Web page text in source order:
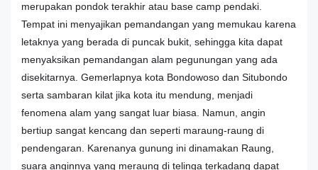
merupakan pondok terakhir atau base camp pendaki.
Tempat ini menyajikan pemandangan yang memukau karena
letaknya yang berada di puncak bukit, sehingga kita dapat
menyaksikan pemandangan alam pegunungan yang ada
disekitarnya. Gemerlapnya kota Bondowoso dan Situbondo
serta sambaran kilat jika kota itu mendung, menjadi
fenomena alam yang sangat luar biasa. Namun, angin
bertiup sangat kencang dan seperti maraung-raung di
pendengaran. Karenanya gunung ini dinamakan Raung,
suara anginnya yang meraung di telinga terkadang dapat